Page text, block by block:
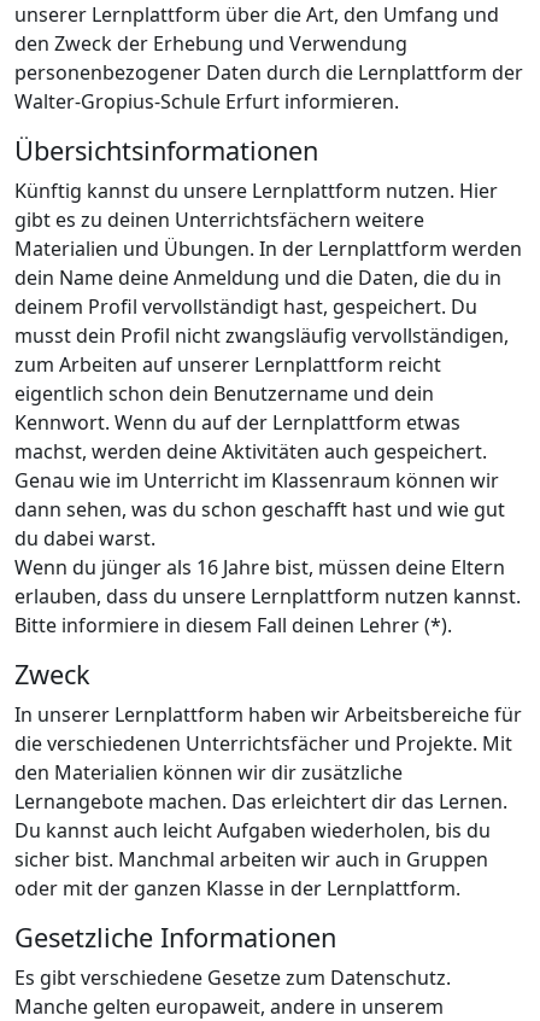
unserer Lernplattform über die Art, den Umfang und
den Zweck der Erhebung und Verwendung
personenbezogener Daten durch die Lernplattform der
Walter-Gropius-Schule Erfurt informieren.
Übersichtsinformationen
Künftig kannst du unsere Lernplattform nutzen. Hier
gibt es zu deinen Unterrichtsfächern weitere
Materialien und Übungen. In der Lernplattform werden
dein Name deine Anmeldung und die Daten, die du in
deinem Profil vervollständigt hast, gespeichert. Du
musst dein Profil nicht zwangsläufig vervollständigen,
zum Arbeiten auf unserer Lernplattform reicht
eigentlich schon dein Benutzername und dein
Kennwort. Wenn du auf der Lernplattform etwas
machst, werden deine Aktivitäten auch gespeichert.
Genau wie im Unterricht im Klassenraum können wir
dann sehen, was du schon geschafft hast und wie gut
du dabei warst.
Wenn du jünger als 16 Jahre bist, müssen deine Eltern
erlauben, dass du unsere Lernplattform nutzen kannst.
Bitte informiere in diesem Fall deinen Lehrer (*).
Zweck
In unserer Lernplattform haben wir Arbeitsbereiche für
die verschiedenen Unterrichtsfächer und Projekte. Mit
den Materialien können wir dir zusätzliche
Lernangebote machen. Das erleichtert dir das Lernen.
Du kannst auch leicht Aufgaben wiederholen, bis du
sicher bist. Manchmal arbeiten wir auch in Gruppen
oder mit der ganzen Klasse in der Lernplattform.
Gesetzliche Informationen
Es gibt verschiedene Gesetze zum Datenschutz.
Manche gelten europaweit, andere in unserem